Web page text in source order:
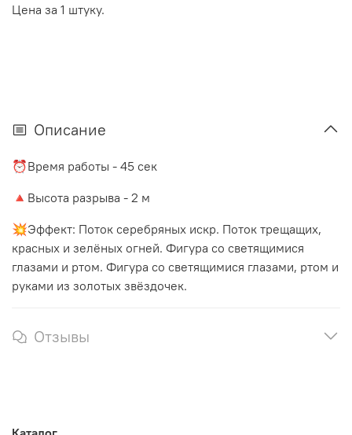
Цена за 1 штуку.
Описание
⏰Время работы - 45 сек
🔺Высота разрыва - 2 м
💥Эффект: Поток серебряных искр. Поток трещащих,
красных и зелёных огней. Фигура со светящимися
глазами и ртом. Фигура со светящимися глазами, ртом и
руками из золотых звёздочек.
Отзывы